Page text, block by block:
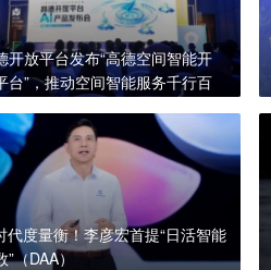
开放平台发布“高德空间智能开
台”，推动空间智能服务千行百
代度量衡！李彦宏首提“日活智能
”（DAA）